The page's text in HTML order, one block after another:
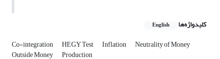
کلیدواژه‌ها English
Co-integration HEGY Test Inflation Neutrality of Money
Outside Money Production